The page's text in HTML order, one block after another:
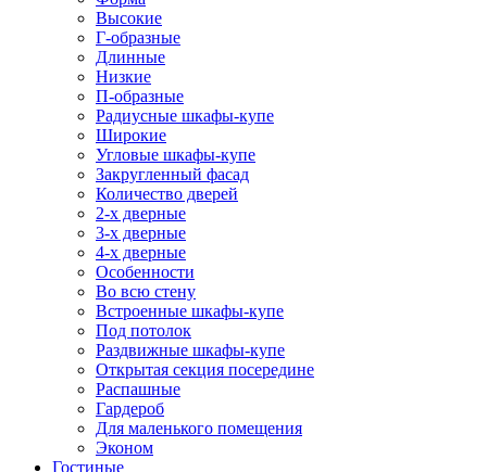
Высокие
Г-образные
Длинные
Низкие
П-образные
Радиусные шкафы-купе
Широкие
Угловые шкафы-купе
Закругленный фасад
Количество дверей
2-х дверные
3-х дверные
4-х дверные
Особенности
Во всю стену
Встроенные шкафы-купе
Под потолок
Раздвижные шкафы-купе
Открытая секция посередине
Распашные
Гардероб
Для маленького помещения
Эконом
Гостиные